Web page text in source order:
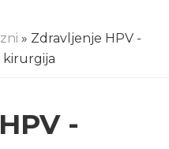
» Zdravljenje HPV -
kirurgija
-